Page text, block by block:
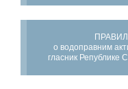
о водоправним
гласник Републике